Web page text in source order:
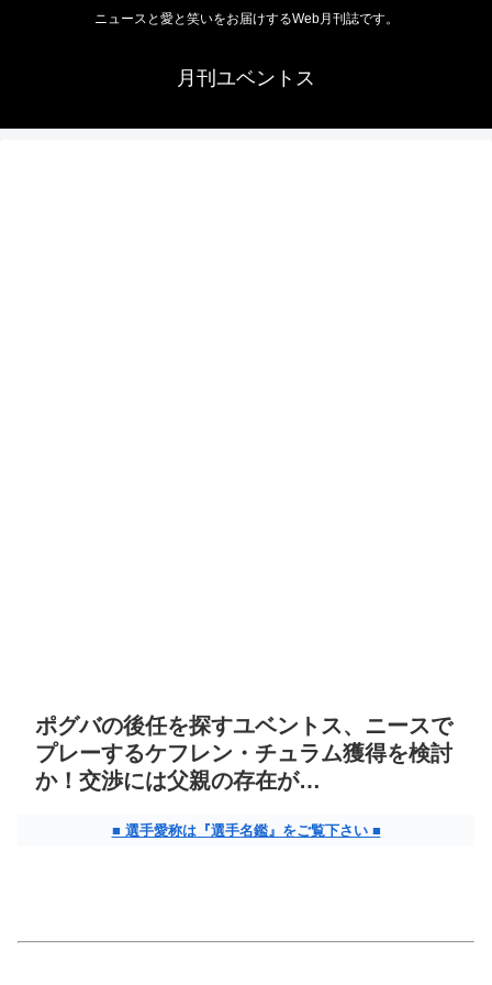
ニュースと愛と笑いをお届けするWeb月刊誌です。
月刊ユベントス
ポグバの後任を探すユベントス、ニースで
プレーするケフレン・チュラム獲得を検討
か！交渉には父親の存在が…
■ 選手愛称は『選手名鑑』をご覧下さい ■